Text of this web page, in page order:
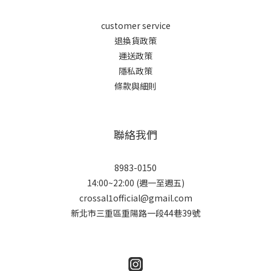
customer service
退換貨政策
運送政策
隱私政策
條款與細則
聯絡我們
8983-0150
14:00~22:00 (週一至週五)
crossal1official@gmail.com
新北市三重區重陽路一段44巷39號